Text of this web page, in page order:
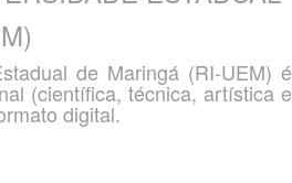
de Maringá (RI-UEM) é
(científica, técnica, artística e
digital.